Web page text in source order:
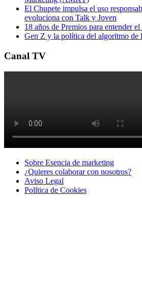
El Chupete impulsa el uso
evoluciona con Talk y Joven
18 años de Premios para entender
Gen Z y la política del algoritmo de
Canal TV
Sobre Esencia de marketing
¿Quieres colaborar con nosotros?
Aviso Legal
Polí­tica de Cookies